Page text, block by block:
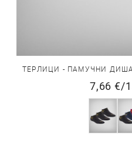
ТЕРЛИЦИ - ПАМУЧНИ
7,66 €/